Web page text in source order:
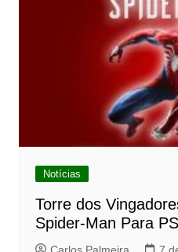
Notícias
Torre dos
Spider-Man Para
Carlos Palmeira 7